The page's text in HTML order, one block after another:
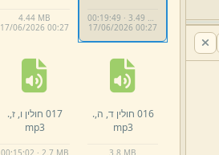
00:19:49 · 3.49 MB
17/06/2026 00:27
4.44 MB
17/06/2026 00:27
016 חולין ד, ה,.
mp3
3. 8 MB
017 חולין ו, ז,.
mp3
00:15:02 · 2.7 MB